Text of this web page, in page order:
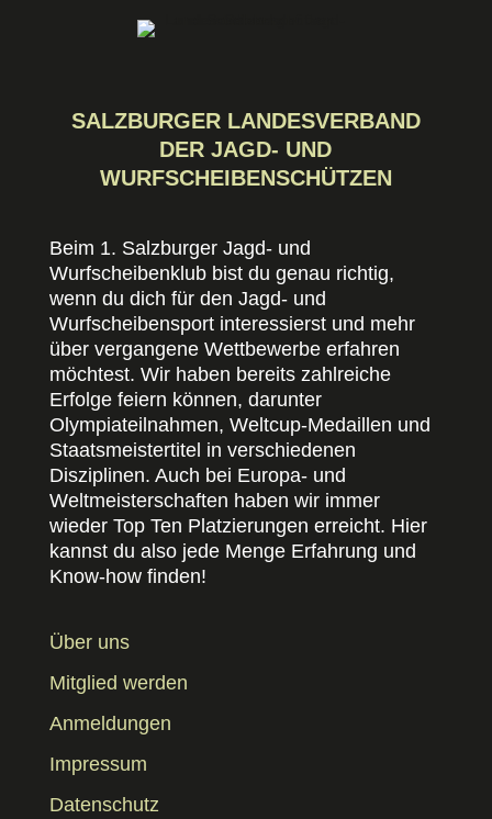
SALZBURGER LANDESVERBAND
DER JAGD- UND
WURFSCHEIBENSCHÜTZEN
Beim 1. Salzburger Jagd- und
Wurfscheibenklub bist du genau richtig,
wenn du dich für den Jagd- und
Wurfscheibensport interessierst und mehr
über vergangene Wettbewerbe erfahren
möchtest. Wir haben bereits zahlreiche
Erfolge feiern können, darunter
Olympiateilnahmen, Weltcup-Medaillen und
Staatsmeistertitel in verschiedenen
Disziplinen. Auch bei Europa- und
Weltmeisterschaften haben wir immer
wieder Top Ten Platzierungen erreicht. Hier
kannst du also jede Menge Erfahrung und
Know-how finden!
Über uns
Mitglied werden
Anmeldungen
Impressum
Datenschutz